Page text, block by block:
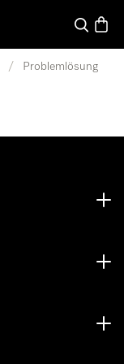
Suche
/ Problemlösung